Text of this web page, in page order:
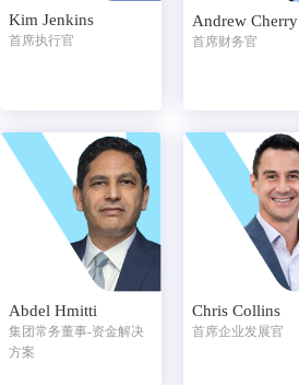
Kim Jenkins
首席执行官
Andrew Cherry
首席财务官
Abdel Hmitti
集团常务董事-资金解决
方案
Chris Collins
首席企业发展官